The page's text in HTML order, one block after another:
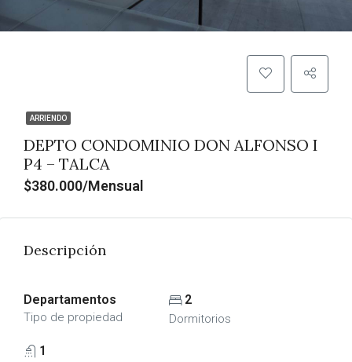
ARRIENDO
DEPTO CONDOMINIO DON ALFONSO I
P4 – TALCA
$380.000/Mensual
Descripción
Departamentos
Tipo de propiedad
2
Dormitorios
1